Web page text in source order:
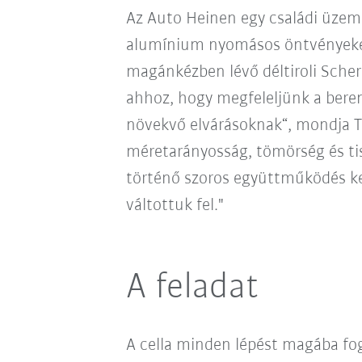
Az Auto Heinen egy családi
alumínium nyomásos
magánkézben lévő déltiroli
ahhoz, hogy megfeleljünk a
növekvő elvárásoknak“, mondja
méretarányosság, tömörség és
történő szoros együttműködés
váltottuk fel."
A feladat
A cella minden lépést magába